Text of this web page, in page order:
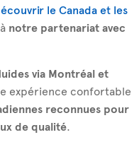
le Canada et les
notre partenariat avec
via Montréal et
expérience confortable
reconnues pour
de qualité.